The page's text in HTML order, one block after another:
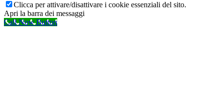
Clicca per attivare/disattivare i cookie essenziali del sito.
Apri la barra dei messaggi
Call Now Button